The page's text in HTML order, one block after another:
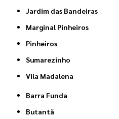
Jardim das Bandeiras
Marginal Pinheiros
Pinheiros
Sumarezinho
Vila Madalena
Barra Funda
Butantã